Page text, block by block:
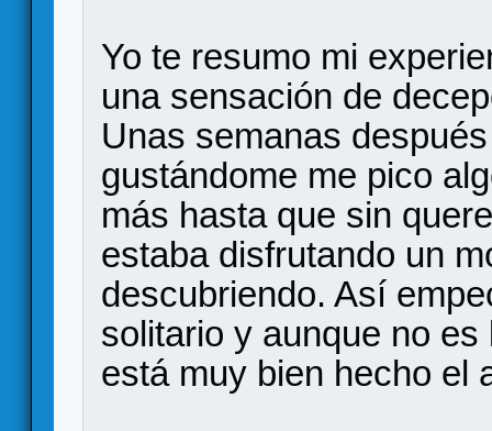
Yo te resumo mi
una sensación de
Unas semanas
gustándome me pico
más hasta que sin
estaba disfrutando un
descubriendo. Así
solitario y aunque no
está muy bien hecho el